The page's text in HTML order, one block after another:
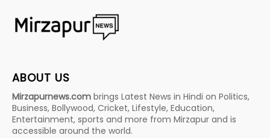
ABOUT US
Mirzapurnews.com brings Latest News in Hindi on Politics,
Business, Bollywood, Cricket, Lifestyle, Education,
Entertainment, sports and more from Mirzapur and is
accessible around the world.